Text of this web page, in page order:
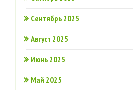
Сентябрь 2025
Август 2025
Июнь 2025
Май 2025